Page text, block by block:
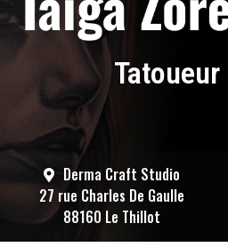
Derma Craft Studio
27 rue Charles De Gaulle
88160 Le Thillot